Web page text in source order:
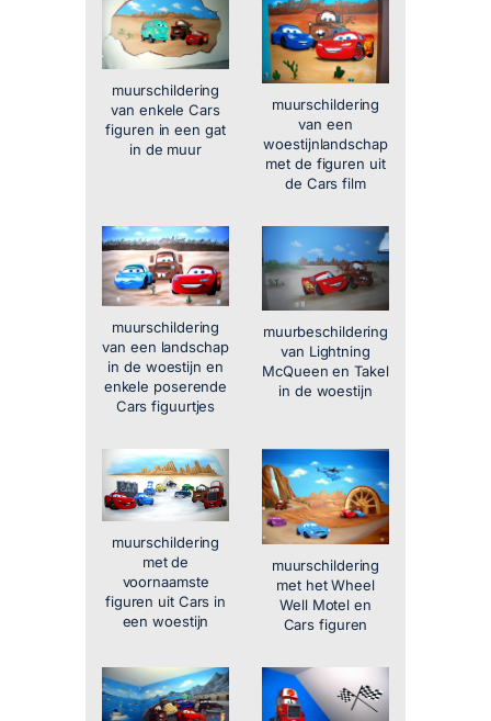
muurschildering
van enkele Cars
figuren in een gat
in de muur
muurschildering
van een
woestijnlandschap
met de figuren uit
de Cars film
muurschildering
van een landschap
in de woestijn en
enkele poserende
Cars figuurtjes
muurbeschildering
van Lightning
McQueen en Takel
in de woestijn
muurschildering
met de
voornaamste
figuren uit Cars in
een woestijn
muurschildering
met het Wheel
Well Motel en
Cars figuren